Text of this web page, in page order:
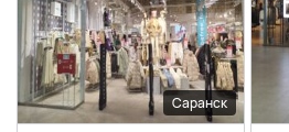
Саранск